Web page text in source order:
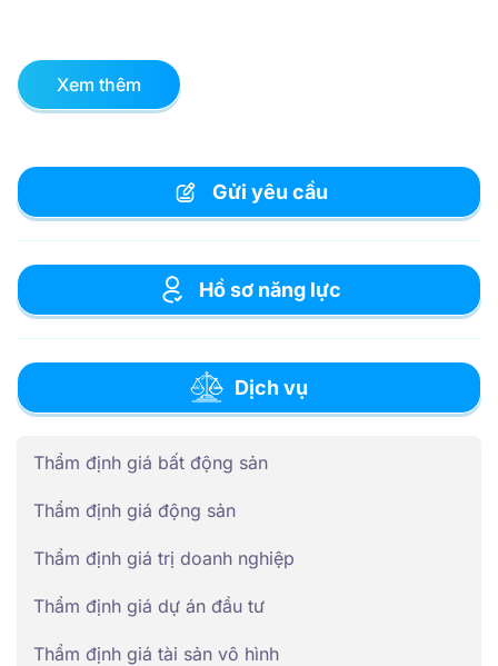
Xem thêm
Gửi yêu cầu
Hồ sơ năng lực
Dịch vụ
Thẩm định giá bất động sản
Thẩm định giá động sản
Thẩm định giá trị doanh nghiệp
Thẩm định giá dự án đầu tư
Thẩm định giá tài sản vô hình